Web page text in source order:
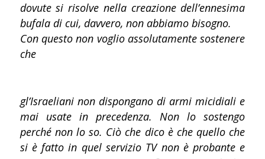
dovute si risolve nella creazione dell’ennesima
bufala di cui, davvero, non abbiamo bisogno.
Con questo non voglio assolutamente sostenere
che
gl’Israeliani non dispongano di armi micidiali e
mai usate in precedenza. Non lo sostengo
perché non lo so. Ciò che dico è che quello che
si è fatto in quel servizio TV non è probante e